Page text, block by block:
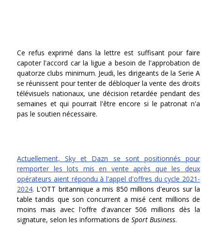
Ce refus exprimé dans la lettre est suffisant pour faire
capoter l'accord car la ligue a besoin de l'approbation de
quatorze clubs minimum. Jeudi, les dirigeants de la Serie A
se réunissent pour tenter de débloquer la vente des droits
télévisuels nationaux, une décision retardée pendant des
semaines et qui pourrait l'être encore si le patronat n'a
pas le soutien nécessaire.
Actuellement, Sky et Dazn se sont positionnés pour
remporter les lots mis en vente après que les deux
opérateurs aient répondu à l'appel d'offres du cycle 2021-
2024. L'OTT britannique a mis 850 millions d'euros sur la
table tandis que son concurrent a misé cent millions de
moins mais avec l'offre d'avancer 506 millions dès la
signature, selon les informations de Sport Business.